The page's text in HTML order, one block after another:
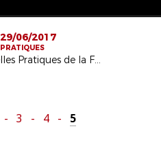
06/2017
Les Nouvelles Pratiques de la FFF
- 3 - 4 - 5